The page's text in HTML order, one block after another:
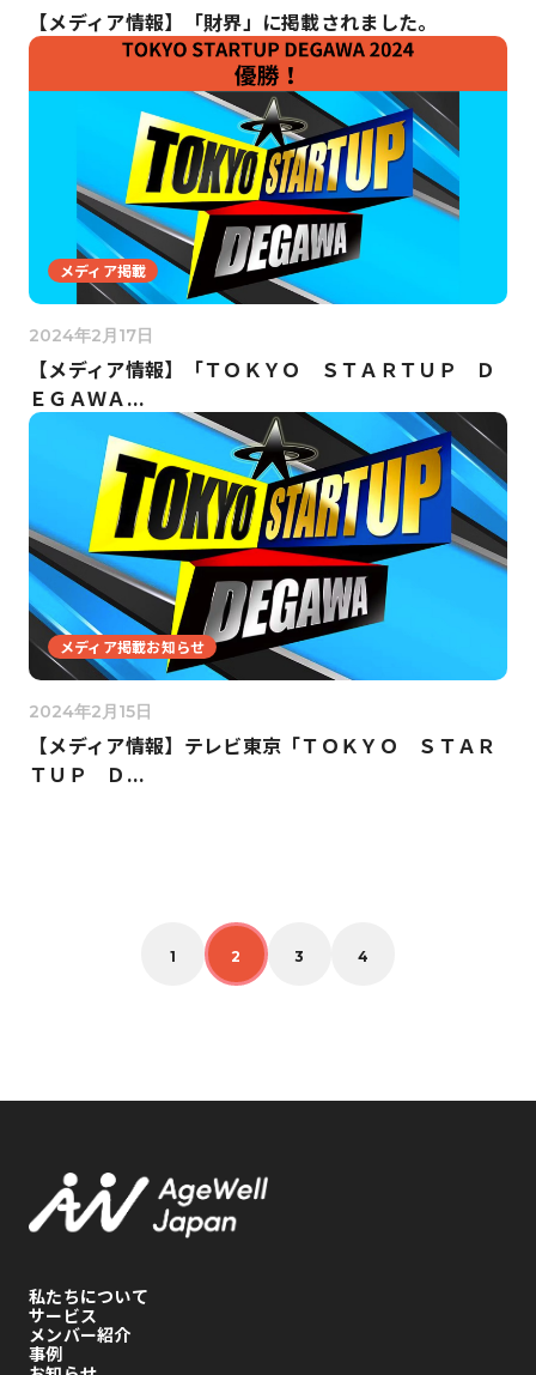
【メディア情報】「財界」に掲載されました。
メディア掲載
2024年2月17日
【メディア情報】「ＴＯＫＹＯ ＳＴＡＲＴＵＰ Ｄ
ＥＧＡＷＡ...
メディア掲載お知らせ
2024年2月15日
【メディア情報】テレビ東京「ＴＯＫＹＯ ＳＴＡＲ
ＴＵＰ Ｄ...
ー
ジ
1 2 3 4
私たちについて
サービス
メンバー紹介
事例